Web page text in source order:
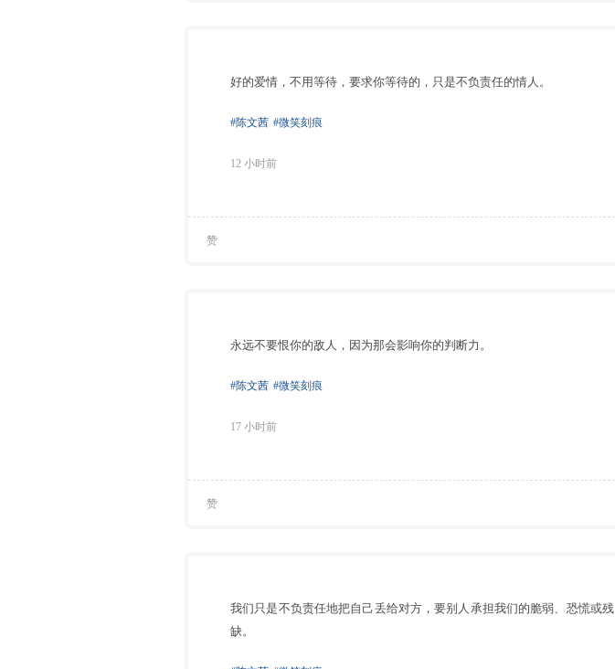
好的爱情，不用等待，要求你等待的，只是不负责任的情人。
#陈文茜 #微笑刻痕
12 小时前
赞
永远不要恨你的敌人，因为那会影响你的判断力。
#陈文茜 #微笑刻痕
17 小时前
赞
我们只是不负责任地把自己丢给对方，要别人承担我们的脆弱、恐慌或残
缺。